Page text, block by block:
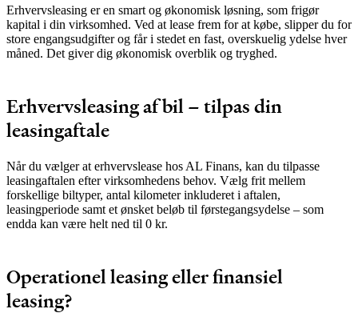
Erhvervsleasing er en smart og økonomisk løsning, som frigør
kapital i din virksomhed. Ved at lease frem for at købe, slipper du for
store engangsudgifter og får i stedet en fast, overskuelig ydelse hver
måned. Det giver dig økonomisk overblik og tryghed.
Erhvervsleasing af bil – tilpas din
leasingaftale
Når du vælger at erhvervslease hos AL Finans, kan du tilpasse
leasingaftalen efter virksomhedens behov. Vælg frit mellem
forskellige biltyper, antal kilometer inkluderet i aftalen,
leasingperiode samt et ønsket beløb til førstegangsydelse – som
endda kan være helt ned til 0 kr.
Operationel leasing eller finansiel
leasing?